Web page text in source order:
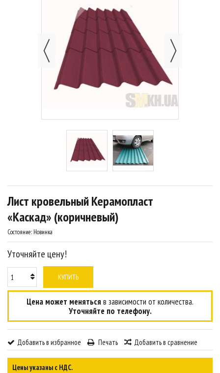
Лист кровельный Керамопласт
«Каскад» (коричневый)
Состояние: Новинка
Уточняйте цену!
КУПИТЬ
Цена может меняться в зависимости от количества.
Уточняйте по телефону.
Добавить в избранное Печать Добавить в сравнение
Цены указаны с НДС.